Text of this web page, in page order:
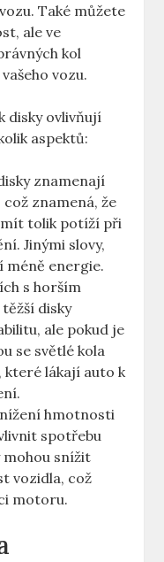
Také můžete
ale ve
⁤kol
vozu.
disky⁤ ovlivňují
aspektů:
znamenají⁢
​znamená, že
mít tolik potíží ​při
Jinými slovy,
méně energie.
s‌ horším
disky​
ale pokud je
se ⁤světlé kola
‍které lákají auto k
hmotnosti
spotřebu
⁢mohou snížit‌
​vozidla, ⁣což
motoru.